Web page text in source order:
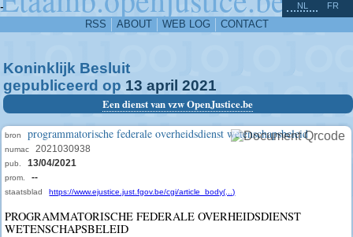
-
RSS ABOUT WEB LOG CONTACT
NL FR
Koninklijk Besluit
gepubliceerd op 13 april 2021
Een dienst van vzw OpenJustice.be
bron programmatorische federale overheidsdienst wetenschapsbeleid
numac 2021030938
pub. 13/04/2021
prom. --
staatsblad https://www.ejustice.just.fgov.be/cgi/article_body(...)
PROGRAMMATORISCHE FEDERALE OVERHEIDSDIENST
WETENSCHAPSBELEID
^